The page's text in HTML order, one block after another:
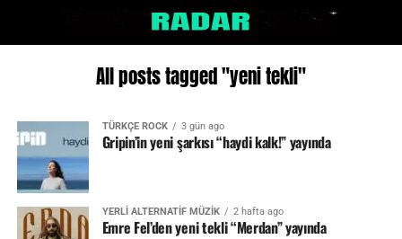
All posts tagged "yeni tekli"
TÜRKÇE ROCK 3 gün ago
Gripin’in yeni şarkısı “haydi kalk!” yayında
YERLİ ALTERNATİF MÜZİK 2 hafta ago
Emre Fel’den yeni tekli “Merdan” yayında